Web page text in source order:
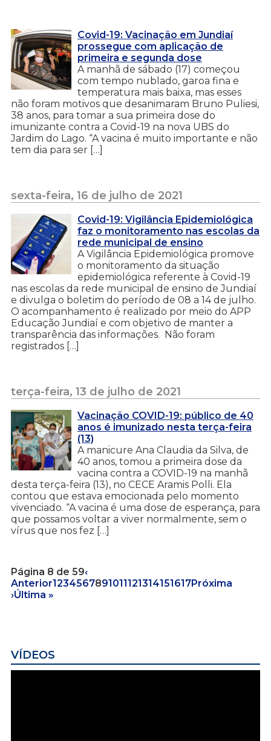
Covid-19: Vacinação em Jundiaí
prossegue com aplicação de
primeira e segunda dose
A manhã de sábado (17) começou
com tempo nublado, garoa fina e
temperatura mais baixa, mas esses
não foram motivos que desanimaram Bruno Puliesi,
38 anos, para tomar a sua primeira dose do
imunizante contra a Covid-19 na nova UBS do
Jardim do Lago. “A vacina é muito importante e não
tem dia para ser […]
sexta-feira, 16 de julho de 2021
Covid-19: Vigilância Epidemiológica
faz o monitoramento nas escolas da
rede municipal de ensino
A Vigilância Epidemiológica promove
o monitoramento da situação
epidemiológica referente à Covid-19
nas escolas da rede municipal de ensino de Jundiaí
e divulga o boletim do período de 08 a 14 de julho.
O acompanhamento é realizado por meio do APP
Educação Jundiaí e com objetivo de manter a
transparência das informações. Não foram
registrados […]
terça-feira, 13 de julho de 2021
Vacinação COVID-19: público de 40
anos é imunizado nesta terça-feira
(13)
A manicure Ana Claudia da Silva, de
40 anos, tomou a primeira dose da
vacina contra a COVID-19 na manhã
desta terça-feira (13), no CECE Aramis Polli. Ela
contou que estava emocionada pelo momento
vivenciado. “A vacina é uma dose de esperança, para
que possamos voltar a viver normalmente, sem o
vírus que nos fez […]
Página 8 de 59‹
Anterior1234567891011121314151617Próxima
›Última »
VÍDEOS